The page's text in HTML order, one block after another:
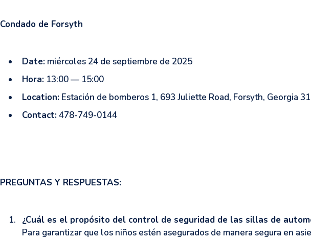
Condado de Forsyth
Date: miércoles 24 de septiembre de 2025
Hora: 13:00 — 15:00
Location: Estación de bomberos 1, 693 Juliette Road, Forsyth, Georgia
Contact:478-749-0144
PREGUNTAS Y RESPUESTAS:
¿Cuál es el propósito del control de seguridad de las sillas de
Para garantizar que los niños estén asegurados de manera segura en